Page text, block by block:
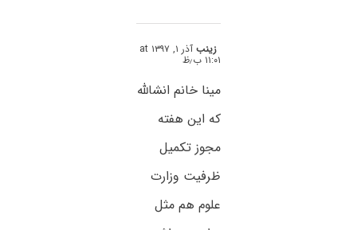
زینب آذر ۱, ۱۳۹۷ at
۱۱:۰۱ ب٫ظ
مینا خانم انشالله
که این هفته
مجوز تکمیل
ظرفیت وزارت
علوم هم مثل